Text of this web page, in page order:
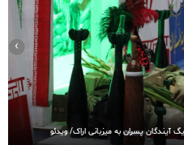
آیندگان پسران به میزبانی اراک/ ویدئو
›